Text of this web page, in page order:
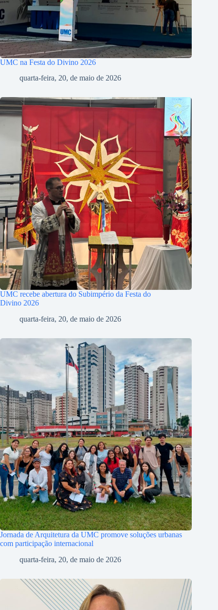
UMC na Festa do Divino 2026
quarta-feira, 20, de maio de 2026
UMC recebe abertura do Subimpério da Festa do
Divino 2026
quarta-feira, 20, de maio de 2026
Jornada de Arquitetura da UMC promove soluções urbanas
com participação internacional
quarta-feira, 20, de maio de 2026